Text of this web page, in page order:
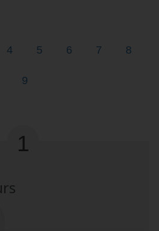
Sécheuses
4
Lave-
5
Appareils
6
Distributeurs
7 8
Purificateurs
9
1